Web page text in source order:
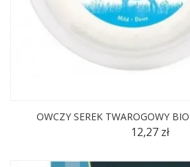
OWCZY SEREK TWAROGOWY
12,27 zł